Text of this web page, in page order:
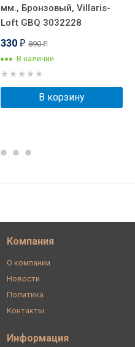
мм., Бронзовый, Villaris-
Loft GBQ 3032228
330 ₽ 890₽
В наличии
В корзину
Компания
О компании
Новости
Политика
Контакты
Информация